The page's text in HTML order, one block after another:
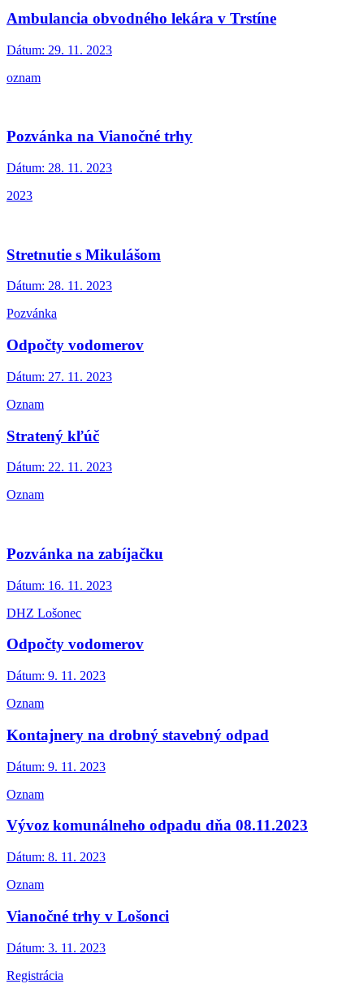
Ambulancia obvodného lekára v Trstíne
Dátum: 29. 11. 2023
oznam
Pozvánka na Vianočné trhy
Dátum: 28. 11. 2023
2023
Stretnutie s Mikulášom
Dátum: 28. 11. 2023
Pozvánka
Odpočty vodomerov
Dátum: 27. 11. 2023
Oznam
Stratený kľúč
Dátum: 22. 11. 2023
Oznam
Pozvánka na zabíjačku
Dátum: 16. 11. 2023
DHZ Lošonec
Odpočty vodomerov
Dátum: 9. 11. 2023
Oznam
Kontajnery na drobný stavebný odpad
Dátum: 9. 11. 2023
Oznam
Vývoz komunálneho odpadu dňa 08.11.2023
Dátum: 8. 11. 2023
Oznam
Vianočné trhy v Lošonci
Dátum: 3. 11. 2023
Registrácia